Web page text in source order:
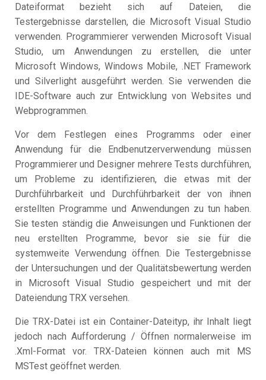
Dateiformat bezieht sich auf Dateien, die
Testergebnisse darstellen, die Microsoft Visual Studio
verwenden. Programmierer verwenden Microsoft Visual
Studio, um Anwendungen zu erstellen, die unter
Microsoft Windows, Windows Mobile, .NET Framework
und Silverlight ausgeführt werden. Sie verwenden die
IDE-Software auch zur Entwicklung von Websites und
Webprogrammen.
Vor dem Festlegen eines Programms oder einer
Anwendung für die Endbenutzerverwendung müssen
Programmierer und Designer mehrere Tests durchführen,
um Probleme zu identifizieren, die etwas mit der
Durchführbarkeit und Durchführbarkeit der von ihnen
erstellten Programme und Anwendungen zu tun haben.
Sie testen ständig die Anweisungen und Funktionen der
neu erstellten Programme, bevor sie sie für die
systemweite Verwendung öffnen. Die Testergebnisse
der Untersuchungen und der Qualitätsbewertung werden
in Microsoft Visual Studio gespeichert und mit der
Dateiendung TRX versehen.
Die TRX-Datei ist ein Container-Dateityp, ihr Inhalt liegt
jedoch nach Aufforderung / Öffnen normalerweise im
.Xml-Format vor. TRX-Dateien können auch mit MS
MSTest geöffnet werden.